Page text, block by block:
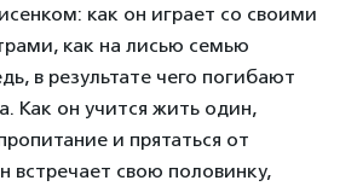
как он играет со своими
как на лисью семью
в результате чего погибают
Как он учится жить один,
и прятаться от
встречает свою половинку,